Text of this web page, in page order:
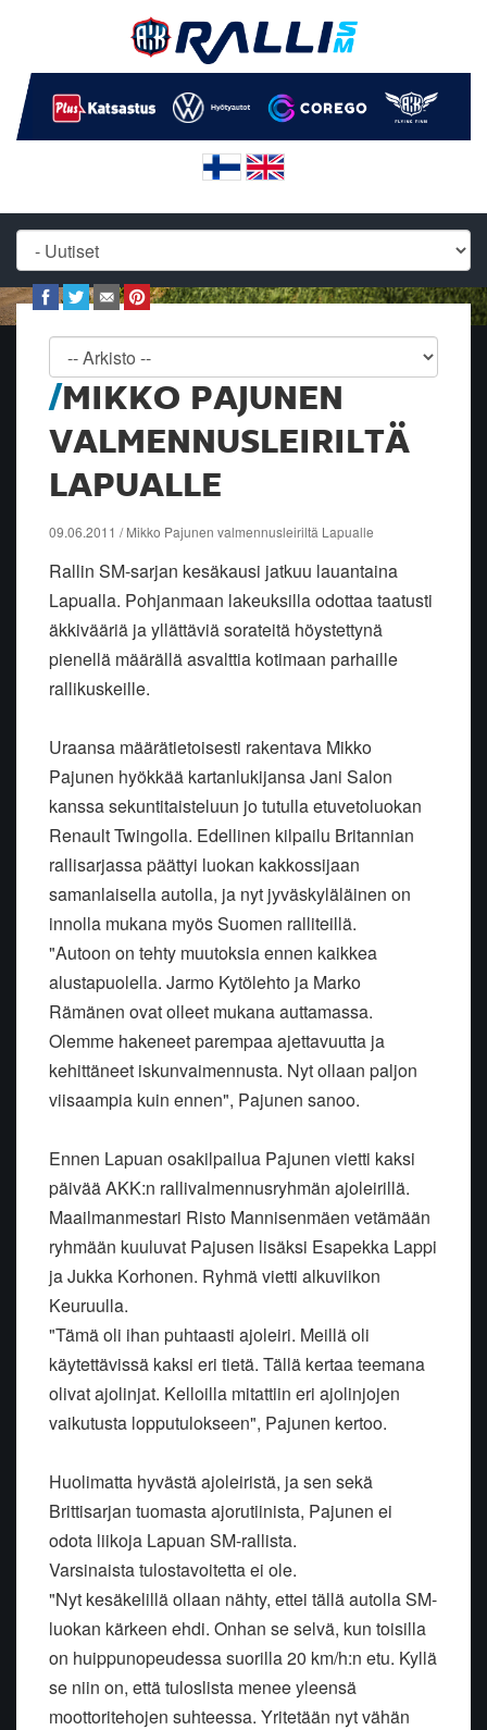
MIKKO PAJUNEN
VALMENNUSLEIRILTÄ
LAPUALLE
09.06.2011 / Mikko Pajunen valmennusleiriltä Lapualle
Rallin SM-sarjan kesäkausi jatkuu lauantaina
Lapualla. Pohjanmaan lakeuksilla odottaa taatusti
äkkivääriä ja yllättäviä sorateitä höystettynä
pienellä määrällä asvalttia kotimaan parhaille
rallikuskeille.
Uraansa määrätietoisesti rakentava Mikko
Pajunen hyökkää kartanlukijansa Jani Salon
kanssa sekuntitaisteluun jo tutulla etuvetoluokan
Renault Twingolla. Edellinen kilpailu Britannian
rallisarjassa päättyi luokan kakkossijaan
samanlaisella autolla, ja nyt jyväskyläläinen on
innolla mukana myös Suomen ralliteillä.
"Autoon on tehty muutoksia ennen kaikkea
alustapuolella. Jarmo Kytölehto ja Marko
Rämänen ovat olleet mukana auttamassa.
Olemme hakeneet parempaa ajettavuutta ja
kehittäneet iskunvaimennusta. Nyt ollaan paljon
viisaampia kuin ennen", Pajunen sanoo.
Ennen Lapuan osakilpailua Pajunen vietti kaksi
päivää AKK:n rallivalmennusryhmän ajoleirillä.
Maailmanmestari Risto Mannisenmäen vetämään
ryhmään kuuluvat Pajusen lisäksi Esapekka Lappi
ja Jukka Korhonen. Ryhmä vietti alkuviikon
Keuruulla.
"Tämä oli ihan puhtaasti ajoleiri. Meillä oli
käytettävissä kaksi eri tietä. Tällä kertaa teemana
olivat ajolinjat. Kelloilla mitattiin eri ajolinjojen
vaikutusta lopputulokseen", Pajunen kertoo.
Huolimatta hyvästä ajoleiristä, ja sen sekä
Brittisarjan tuomasta ajorutiinista, Pajunen ei
odota liikoja Lapuan SM-rallista.
Varsinaista tulostavoitetta ei ole.
"Nyt kesäkelillä ollaan nähty, ettei tällä autolla SM-
luokan kärkeen ehdi. Onhan se selvä, kun toisilla
on huippunopeudessa suorilla 20 km/h:n etu. Kyllä
se niin on, että tuloslista menee yleensä
moottoritehojen suhteessa. Yritetään nyt vähän